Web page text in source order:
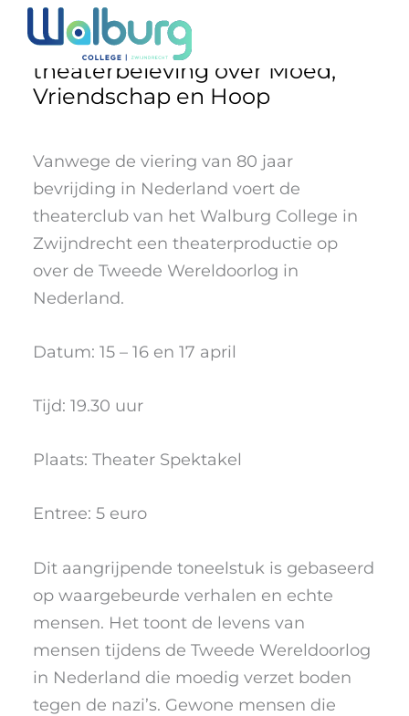
naar
inhoud
Vrijheid in Verzet: Een
theaterbeleving over Moed,
Vriendschap en Hoop
Vanwege de viering van 80 jaar
bevrijding in Nederland voert de
theaterclub van het Walburg College in
Zwijndrecht een theaterproductie op
over de Tweede Wereldoorlog in
Nederland.
Datum: 15 – 16 en 17 april
Tijd: 19.30 uur
Plaats: Theater Spektakel
Entree: 5 euro
Dit aangrijpende toneelstuk is gebaseerd
op waargebeurde verhalen en echte
mensen. Het toont de levens van
mensen tijdens de Tweede Wereldoorlog
in Nederland die moedig verzet boden
tegen de nazi’s. Gewone mensen die